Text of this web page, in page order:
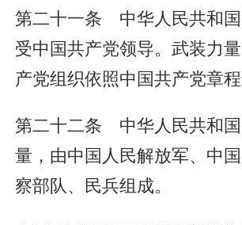
第二十一条 中华人民共和
受中国共产党领导。武装力
产党组织依照中国共产党章程
第二十二条 中华人民共和
量，由中国人民解放军、中
察部队、民兵组成。